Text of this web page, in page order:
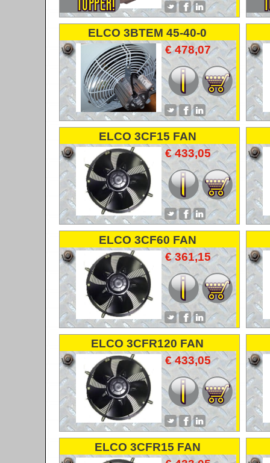
ELCO 3BTEM 45-40-0
VENTILATORMOTOR
FANMOTOR
€ 478,07
ELCO 3CF15 FAN
VENTILATOR LUFTER
€ 433,05
ELCO 3CF60 FAN
VENTILATOR LUFTER
€ 361,15
ELCO 3CFR120 FAN
VENTILATOR LUFTER
€ 433,05
ELCO 3CFR15 FAN